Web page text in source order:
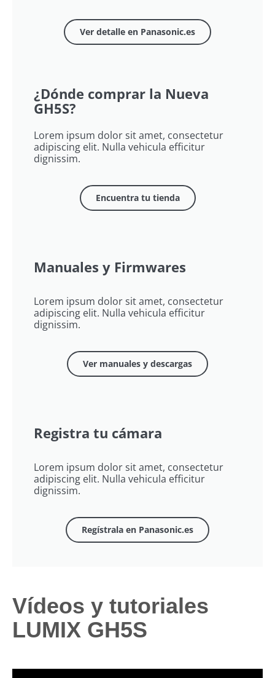
Ver detalle en Panasonic.es
¿Dónde comprar la Nueva
GH5S?
Lorem ipsum dolor sit amet, consectetur
adipiscing elit. Nulla vehicula efficitur
dignissim.
Encuentra tu tienda
Manuales y Firmwares
Lorem ipsum dolor sit amet, consectetur
adipiscing elit. Nulla vehicula efficitur
dignissim.
Ver manuales y descargas
Registra tu cámara
Lorem ipsum dolor sit amet, consectetur
adipiscing elit. Nulla vehicula efficitur
dignissim.
Regístrala en Panasonic.es
Vídeos y tutoriales
LUMIX GH5S